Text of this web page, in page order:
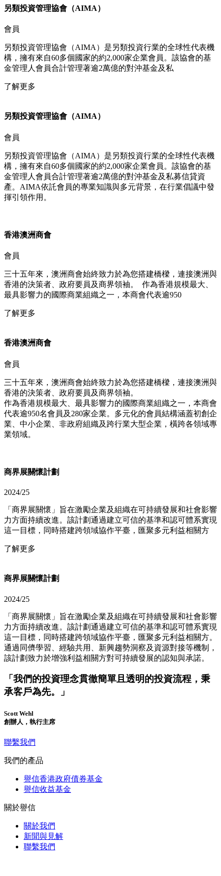
另類投資管理協會（AIMA）​​​
會員​​
另類投資管理協會（AIMA）是另類投資行業的全球性代表機
構，擁有來自60多個國家的約2,000家企業會員。該協會的基
金管理人會員合計管理著逾2萬億的對沖基金及私
了解更多
另類投資管理協會（AIMA）​​​
會員​​
另類投資管理協會（AIMA）是另類投資行業的全球性代表機
構，擁有來自60多個國家的約2,000家企業會員。該協會的基
金管理人會員合計管理著逾2萬億的對沖基金及私募信貸資
產。AIMA依託會員的專業知識與多元背景，在行業倡議中發
揮引領作用。
香港澳洲商會​​
會員
三十五年來，澳洲商會始終致力於為您搭建橋樑，連接澳洲與
香港的決策者、政府要員及商界領袖。 ​ 作為香港規模最大、
最具影響力的國際商業組織之一，本商會代表逾950
了解更多
香港澳洲商會​​
會員
三十五年來，澳洲商會始終致力於為您搭建橋樑，連接澳洲與
香港的決策者、政府要員及商界領袖。 ​
作為香港規模最大、最具影響力的國際商業組織之一，本商會
代表逾950名會員及280家企業。多元化的會員結構涵蓋初創企
業、中小企業、非政府組織及跨行業大型企業，橫跨各領域專
業領域。​
商界展關懷計劃​​
2024/25
「商界展關懷」旨在激勵企業及組織在可持續發展和社會影響
力方面持續改進。該計劃通過建立可信的基準和認可體系實現
這一目標，同時搭建跨領域協作平臺，匯聚多元利益相關方
了解更多
商界展關懷計劃​​
2024/25
「商界展關懷」旨在激勵企業及組織在可持續發展和社會影響
力方面持續改進。該計劃通過建立可信的基準和認可體系實現
這一目標，同時搭建跨領域協作平臺，匯聚多元利益相關方。
通過同儕學習、經驗共用、新興趨勢洞察及資源對接等機制，
該計劃致力於增強利益相關方對可持續發展的認知與承諾。
「我們的投資理念貫徹簡單且透明的投資流程，秉
承客戶為先。」
Scott Wehl
創辦人，執行主席
聯繫我們
我們的產品
譽信香港政府債券基金
譽信收益基金
關於譽信
關於我們​
新聞與見解
聯繫我們